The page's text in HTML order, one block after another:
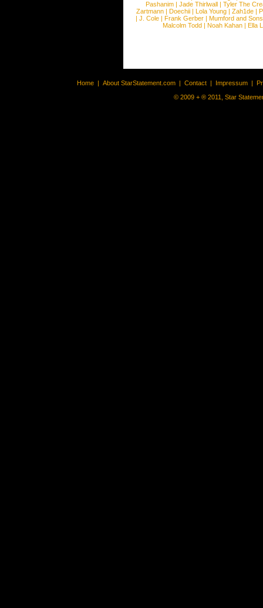
Pashanim |Jade Thirlwall |Tyler The
Zartmann | Doechii | Lola Young | Zah1de |
| J. Cole | Frank Gerber | Mumford and Sons
Malcolm Todd | Noah Kahan | Ella
Home | About StarStatement.com | Contact | Impressum |
© 2009 + ® 2011, Star